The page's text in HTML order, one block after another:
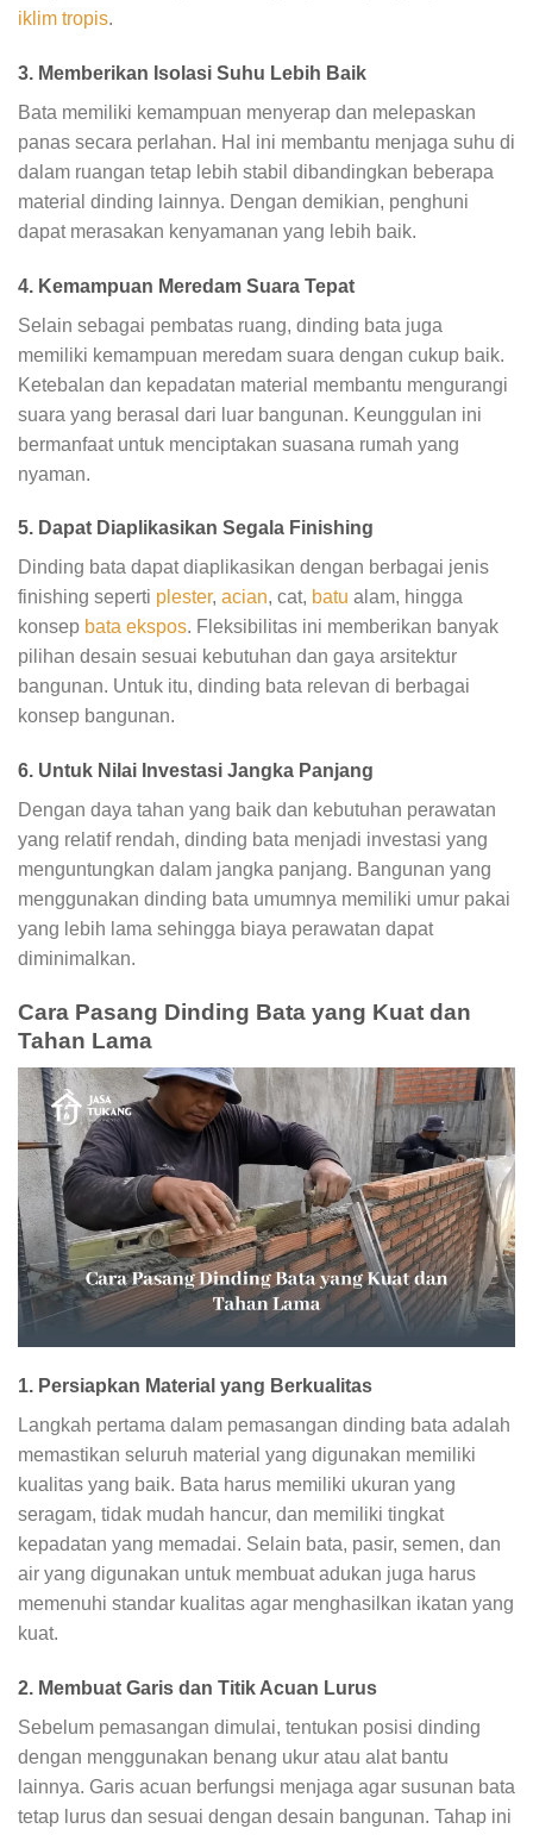
iklim tropis.
3. Memberikan Isolasi Suhu Lebih Baik
Bata memiliki kemampuan menyerap dan melepaskan
panas secara perlahan. Hal ini membantu menjaga suhu di
dalam ruangan tetap lebih stabil dibandingkan beberapa
material dinding lainnya. Dengan demikian, penghuni
dapat merasakan kenyamanan yang lebih baik.
4. Kemampuan Meredam Suara Tepat
Selain sebagai pembatas ruang, dinding bata juga
memiliki kemampuan meredam suara dengan cukup baik.
Ketebalan dan kepadatan material membantu mengurangi
suara yang berasal dari luar bangunan. Keunggulan ini
bermanfaat untuk menciptakan suasana rumah yang
nyaman.
5. Dapat Diaplikasikan Segala Finishing
Dinding bata dapat diaplikasikan dengan berbagai jenis
finishing seperti plester, acian, cat, batu alam, hingga
konsep bata ekspos. Fleksibilitas ini memberikan banyak
pilihan desain sesuai kebutuhan dan gaya arsitektur
bangunan. Untuk itu, dinding bata relevan di berbagai
konsep bangunan.
6. Untuk Nilai Investasi Jangka Panjang
Dengan daya tahan yang baik dan kebutuhan perawatan
yang relatif rendah, dinding bata menjadi investasi yang
menguntungkan dalam jangka panjang. Bangunan yang
menggunakan dinding bata umumnya memiliki umur pakai
yang lebih lama sehingga biaya perawatan dapat
diminimalkan.
Cara Pasang Dinding Bata yang Kuat dan
Tahan Lama
1. Persiapkan Material yang Berkualitas
Langkah pertama dalam pemasangan dinding bata adalah
memastikan seluruh material yang digunakan memiliki
kualitas yang baik. Bata harus memiliki ukuran yang
seragam, tidak mudah hancur, dan memiliki tingkat
kepadatan yang memadai. Selain bata, pasir, semen, dan
air yang digunakan untuk membuat adukan juga harus
memenuhi standar kualitas agar menghasilkan ikatan yang
kuat.
2. Membuat Garis dan Titik Acuan Lurus
Sebelum pemasangan dimulai, tentukan posisi dinding
dengan menggunakan benang ukur atau alat bantu
lainnya. Garis acuan berfungsi menjaga agar susunan bata
tetap lurus dan sesuai dengan desain bangunan. Tahap ini